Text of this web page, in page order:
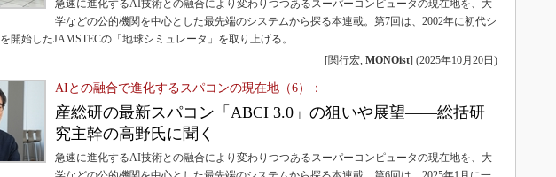
メイドインジャパン
知財マネジメント
海外生産
制御セキュリティ
急速に進化するAI技術との融合により変わりつつあるスーパーコンピュータの現在地を、大
学などの公的機関を中心とした最先端のシステムから探る本連載。第7回は、2002年に初代シ
開始したJAMSTECの「地球シミュレータ」を取り上げる。
[関行宏, MONOist] (2025年10月20日 )
AIとの融合で進化するスパコンの現在地（6）：
産総研の最新スパコン「ABCI 3.0」の狙いや展望――総括研
究主幹の高野氏に聞く
急速に進化するAI技術との融合により変わりつつあるスーパーコンピュータの現在地を、大